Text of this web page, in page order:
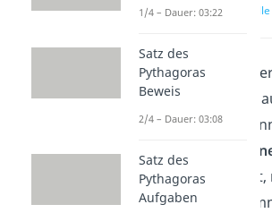
zur
EinViereck
hat
Dadurch hast du
Winkel mehr.
Winkelsumme
ausrechnen willst,
vier Winkel
1/4 – Dauer: 03:22
Satz des
Pythagoras
Beweis
2/4 – Dauer: 03:08
Satz des
Pythagoras
Aufgaben